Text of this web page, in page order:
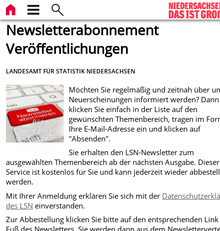
Newsletterabonnement
Veröffentlichungen
LANDESAMT FÜR STATISTIK NIEDERSACHSEN
Bildrechte:
©marog-pixcells -
stock.adobe.com
Möchten Sie regelmäßig und zeitnah über
Neuerscheinungen informiert werden? Dann
klicken Sie einfach in der Liste auf den
gewünschten Themenbereich, tragen im
Ihre E-Mail-Adresse ein und klicken auf
"Absenden".
Sie erhalten den LSN-Newsletter zum
ausgewählten Themenbereich ab der nächsten Ausgabe. Dieser
Service ist kostenlos für Sie und kann jederzeit wieder
werden.
Mit Ihrer Anmeldung erklären Sie sich mit der
des LSN einverstanden.
Zur Abbestellung klicken Sie bitte auf den entsprechenden
Fuß des Newsletters. Sie werden dann aus dem